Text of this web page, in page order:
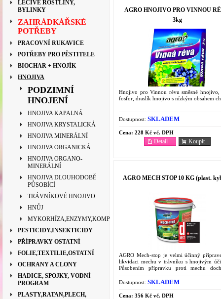
LÉČIVÉ ROSTLINY,
BYLINKY
ZAHRÁDKÁŘSKÉ
POTŘEBY
PRACOVNÍ RUKAVICE
POTŘEBY PRO PĚSTITELE
BIOCHAR + HNOJÍK
HNOJIVA
PODZIMNÍ
HNOJENÍ
HNOJIVA KAPALNÁ
HNOJIVA KRYSTALICKÁ
HNOJIVA MINERÁLNÍ
HNOJIVA ORGANICKÁ
HNOJIVA ORGANO-
MINERÁLNÍ
HNOJIVA DLOUHODOBĚ
PŮSOBÍCÍ
TRÁVNÍKOVÉ HNOJIVO
HNŮJ
MYKORHÍZA,ENZYMY,KOMPOSTOVAČE
PESTICIDY,INSEKTICIDY
PŘÍPRAVKY OSTATNÍ
FOLIE,TEXTILIE,OSTATNÍ
OCHRANY A CLONY
HADICE, SPOJKY, VODNÍ
PROGRAM
PLASTY,RATAN,PLECH,
AGRO HNOJIVO PRO VINNOU
3kg
Hnojivo pro Vinnou révu směsné hnojivo,
fosfor, draslík hnojivo s nízkým obsahem
Dostupnost: SKLADEM
Cena: 228 Kč vč. DPH
Koupit
Detail
AGRO MECH STOP 10 KG (plast.
AGRO Mech-stop je velmi účinný
likvidaci mechu v trávníku s hnojivým
Působením přípravku proti mechu
Následně mech snadno...
Dostupnost: SKLADEM
Cena: 356 Kč vč. DPH